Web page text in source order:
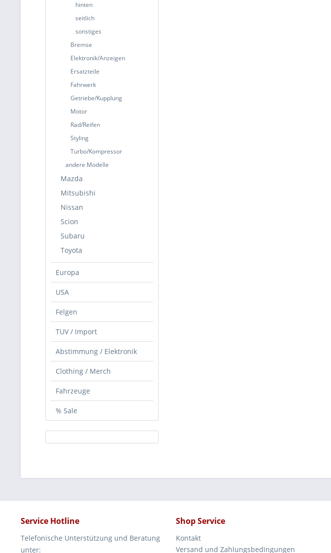
hinten
seitlich
sonstiges
Bremse
Elektronik/Anzeigen
Ersatzteile
Fahrwerk
Getriebe/Kupplung
Motor
Rad/Reifen
Styling
Turbo/Kompressor
andere Modelle
Mazda
Mitsubishi
Nissan
Scion
Subaru
Toyota
Europa
USA
Felgen
TUV / Import
Abstimmung / Elektronik
Clothing / Merch
Fahrzeuge
% Sale
Service Hotline
Telefonische Unterstützung und Beratung
unter:
Shop Service
Kontakt
Versand und Zahlungsbedingungen